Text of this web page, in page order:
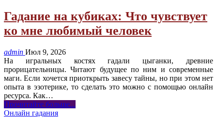
Гадание на кубиках: Что чувствует
ко мне любимый человек
admin Июл 9, 2026
На игральных костях гадали цыганки, древние
прорицательницы. Читают будущее по ним и современные
маги. Если хочется приоткрыть завесу тайны, но при этом нет
опыта в эзотерике, то сделать это можно с помощью онлайн
ресурса. Как…
Прочитайте больше...
Онлайн гадания